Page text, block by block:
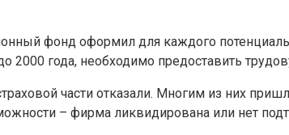
фонд оформил для каждого
2000 года, необходимо предоставить
части отказали. Многим из них
– фирма ликвидирована или нет